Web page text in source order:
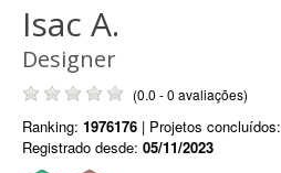
Isac A.
Designer
(0.0 - 0 avaliações)
Ranking: 1976176 | Projetos concluídos:
Registrado desde: 05/11/2023